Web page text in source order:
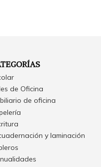
de Oficina
de oficina
y laminación